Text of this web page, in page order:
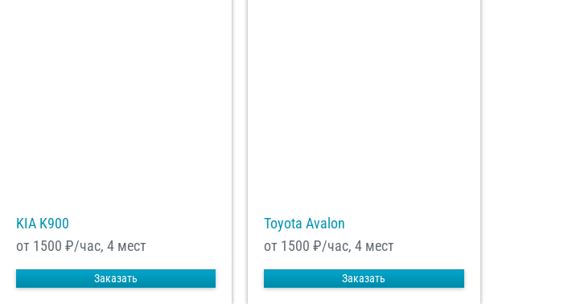
KIA K900
от 1500 ₽/час, 4 мест
Заказать
Toyota Avalon
от 1500 ₽/час, 4 мест
Заказать